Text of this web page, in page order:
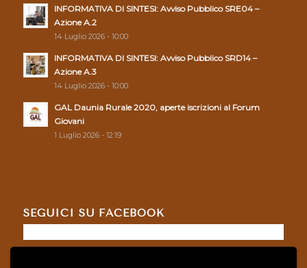
INFORMATIVA DI SINTESI: Avviso Pubblico SRE04 –
Azione A.2
14 Luglio 2026 - 10:00
INFORMATIVA DI SINTESI: Avviso Pubblico SRD14 –
Azione A.3
14 Luglio 2026 - 10:00
GAL Daunia Rurale 2020, aperte iscrizioni al Forum
Giovani
1 Luglio 2026 - 12:19
SEGUICI SU FACEBOOK